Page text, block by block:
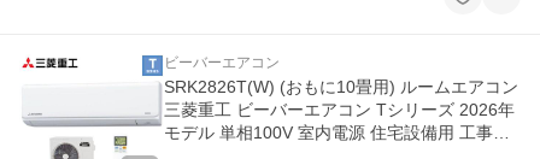
ビーバーエアコン
SRK2826T(W) (おもに10畳用) ルームエアコン
三菱重工 ビーバーエアコン Tシリーズ 2026年
モデル 単相100V 室内電源 住宅設備用 工事費